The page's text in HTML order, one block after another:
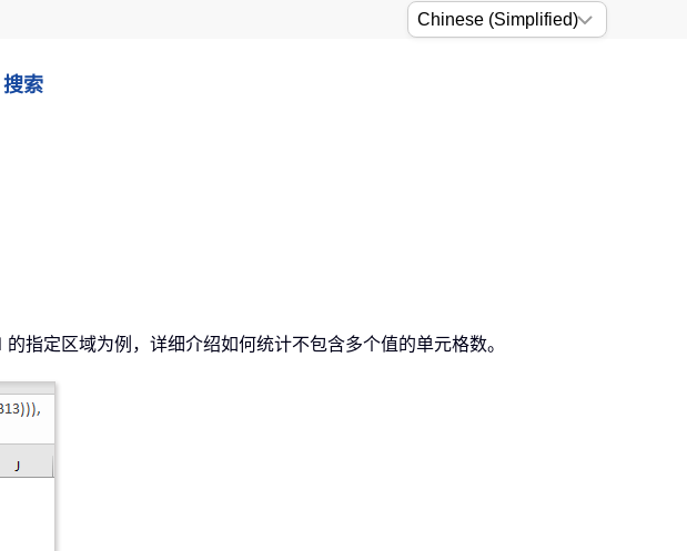
搜索
指定区域为例，详细介绍如何统计不包含多个值的单元格数。